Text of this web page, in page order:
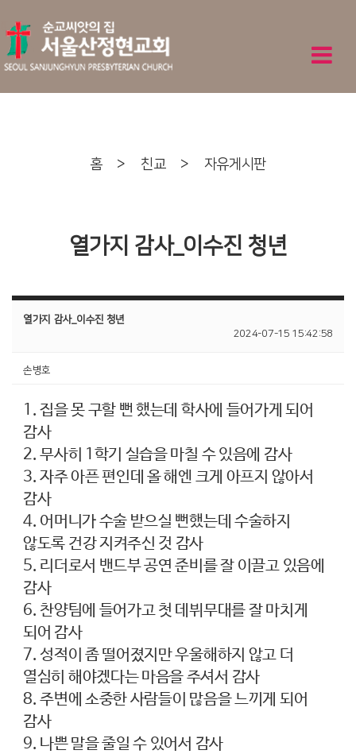
홈 > 친교 > 자유게시판
열가지 감사_이수진 청년
열가지 감사_이수진 청년
2024-07-15 15:42:58
손병호
1. 집을 못 구할 뻔 했는데 학사에 들어가게 되어
감사
2. 무사히 1학기 실습을 마칠 수 있음에 감사
3. 자주 아픈 편인데 올 해엔 크게 아프지 않아서
감사
4. 어머니가 수술 받으실 뻔했는데 수술하지
않도록 건강 지켜주신 것 감사
5. 리더로서 밴드부 공연 준비를 잘 이끌고 있음에
감사
6. 찬양팀에 들어가고 첫 데뷔무대를 잘 마치게
되어 감사
7. 성적이 좀 떨어졌지만 우울해하지 않고 더
열심히 해야겠다는 마음을 주셔서 감사
8. 주변에 소중한 사람들이 많음을 느끼게 되어
감사
9. 나쁜 말을 줄일 수 있어서 감사